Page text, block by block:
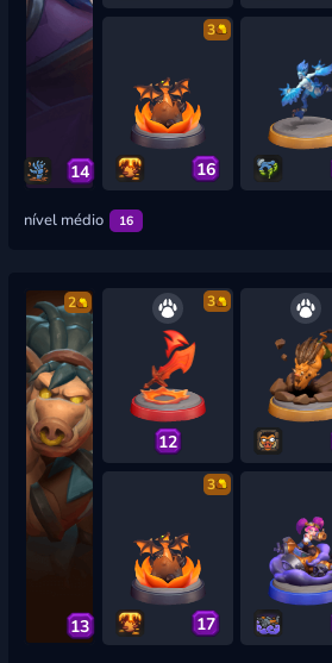
14
3
16
nível médio 16
2
13
3
12
3
17